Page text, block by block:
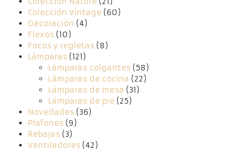
Colección Vintage (60)
Decoración (4)
Flexos (10)
Focos y regletas (8)
Lámparas (121)
Lámparas colgantes (58)
Lámparas de cocina (22)
Lámparas de mesa (31)
Lámparas de pie (25)
Novedades (36)
Plafones (9)
Rebajas (3)
Ventiladores (42)